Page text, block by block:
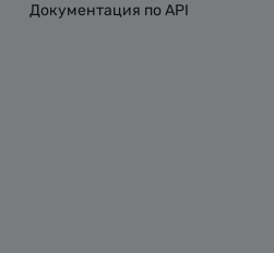
Документация по API